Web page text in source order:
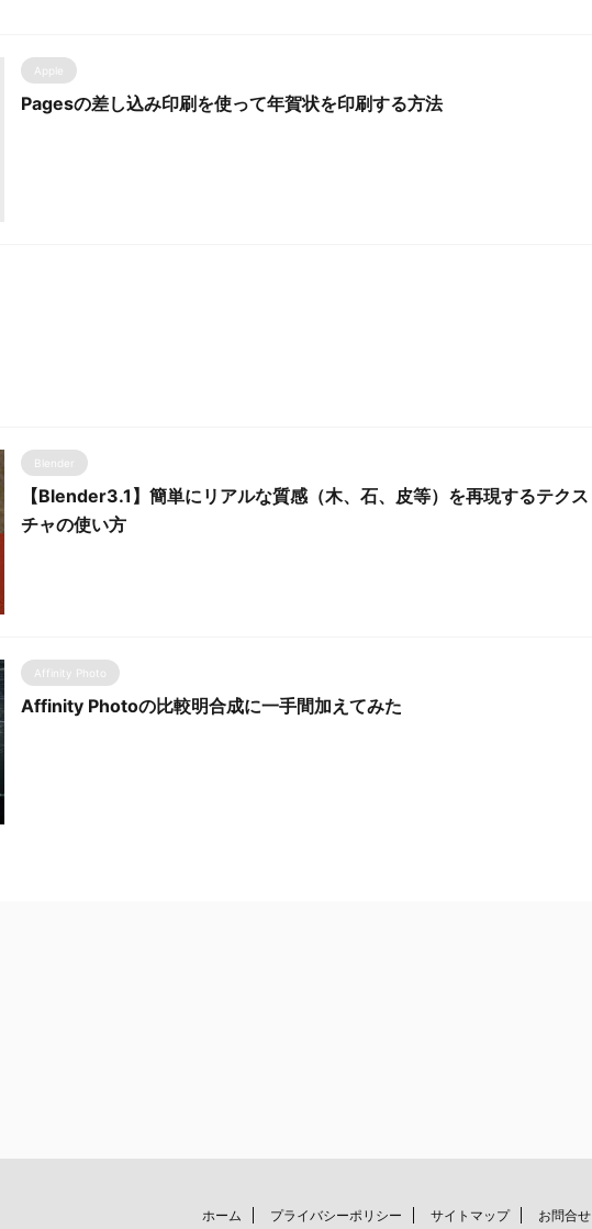
Apple
Pagesの差し込み印刷を使って年賀状を印刷する方法
Blender
【Blender3.1】簡単にリアルな質感（木、石、皮等）を再現するテクス
チャの使い方
Affinity Photo
Affinity Photoの比較明合成に一手間加えてみた
ホーム プライバシーポリシー サイトマップ お問合せ